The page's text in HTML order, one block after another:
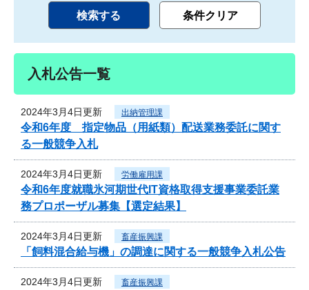
入札公告一覧
2024年3月4日更新 出納管理課
令和6年度 指定物品（用紙類）配送業務委託に関す
る一般競争入札
2024年3月4日更新 労働雇用課
令和6年度就職氷河期世代IT資格取得支援事業委託業
務プロポーザル募集【選定結果】
2024年3月4日更新 畜産振興課
「飼料混合給与機」の調達に関する一般競争入札公告
2024年3月4日更新 畜産振興課